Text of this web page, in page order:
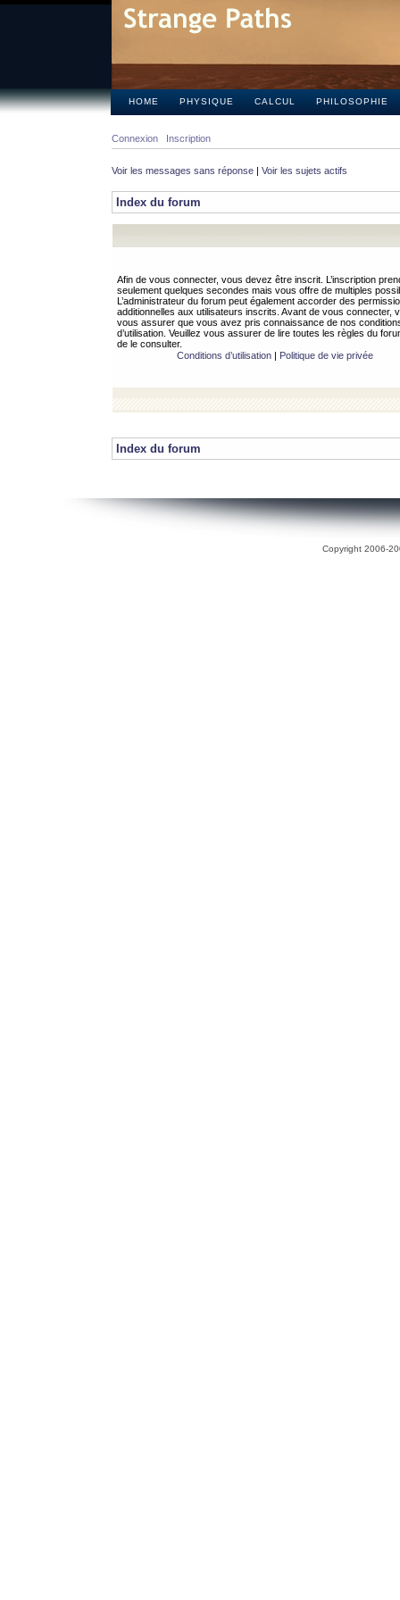
HOME PHYSIQUE CALCUL PHILOSOPHIE
Connexion Inscription
Voir les messages sans réponse | Voir les sujets actifs
Index du forum
Afin de vous connecter, vous devez être inscrit. L’inscription
seulement quelques secondes mais vous offre de multiples
L’administrateur du forum peut également accorder des
additionnelles aux utilisateurs inscrits. Avant de vous connecter,
vous assurer que vous avez pris connaissance de nos
d’utilisation. Veuillez vous assurer de lire toutes les règles du
de le consulter.
Conditions d’utilisation| Politique de vie privée
Index du forum
Copyright 2006-